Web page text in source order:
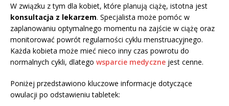
W związku z tym dla kobiet, które planują ciążę, istotna jest
konsultacja z lekarzem. Specjalista może pomóc w
zaplanowaniu optymalnego momentu na zajście w ciążę oraz
monitorować powrót regularności cyklu menstruacyjnego.
Każda kobieta może mieć nieco inny czas powrotu do
normalnych cykli, dlatego wsparcie medyczne jest cenne.
Poniżej przedstawiono kluczowe informacje dotyczące
owulacji po odstawieniu tabletek: